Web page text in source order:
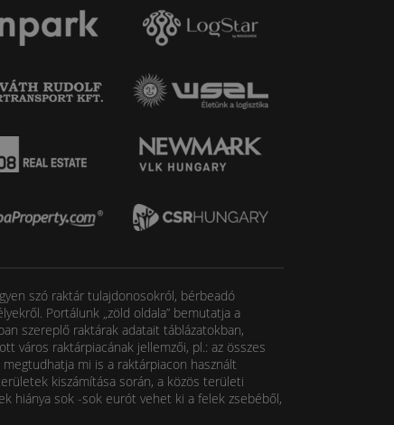
szó raktár tulajdonosokról, bérbeadó
Portálunk „zöld oldala” bemutatja a
szereplő raktárak adatait táblázatokban,
város raktárpiacának jellemzői, pl.: az összes
mi is a raktárpiacon használt
kiszámítása során, a közös területi
hiánya sok -sok eurót vehet ki a felek zsebéből,